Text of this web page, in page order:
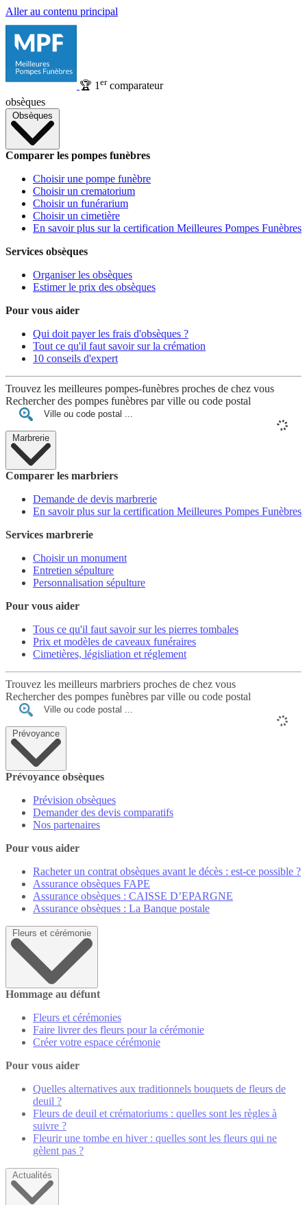
Aller au contenu principal
🏆 1 ercomparateur
obsèques
Obsèques
Comparer les pompes funèbres
Choisir une pompe funèbre
Choisir un crematorium
Choisir un funérarium
Choisir un cimetière
En savoir plus sur la certification Meilleures Pompes Funèbres
Services obsèques
Organiser les obsèques
Estimer le prix des obsèques
Pour vous aider
Qui doit payer les frais d'obsèques ?
Tout ce qu'il faut savoir sur la crémation
10 conseils d'expert
Trouvez les meilleures pompes-funèbres proches de chez vous
Rechercher des pompes funèbres par ville ou code postal
Marbrerie
Comparer les marbriers
Demande de devis marbrerie
En savoir plus sur la certification Meilleures Pompes Funèbres
Services marbrerie
Choisir un monument
Entretien sépulture
Personnalisation sépulture
Pour vous aider
Tous ce qu'il faut savoir sur les pierres tombales
Prix et modèles de caveaux funéraires
Cimetières, législiation et réglement
Trouvez les meilleurs marbriers proches de chez vous
Rechercher des pompes funèbres par ville ou code postal
Prévoyance
Prévoyance obsèques
Prévision obsèques
Demander des devis comparatifs
Nos partenaires
Pour vous aider
Racheter un contrat obsèques avant le décès : est-ce possible ?
Assurance obsèques FAPE
Assurance obsèques : CAISSE D’EPARGNE
Assurance obsèques : La Banque postale
Fleurs et cérémonie
Hommage au défunt
Fleurs et cérémonies
Faire livrer des fleurs pour la cérémonie
Créer votre espace cérémonie
Pour vous aider
Quelles alternatives aux traditionnels bouquets de fleurs de
deuil ?
Fleurs de deuil et crématoriums : quelles sont les règles à
suivre ?
Fleurir une tombe en hiver : quelles sont les fleurs qui ne
gèlent pas ?
Actualités